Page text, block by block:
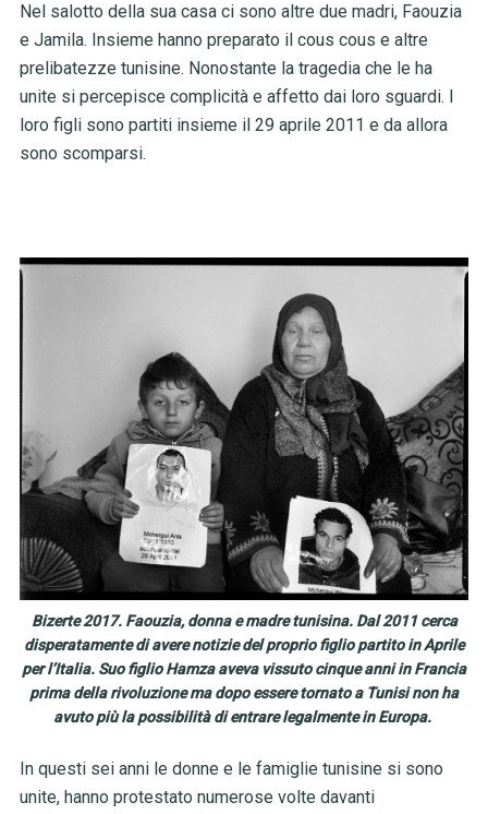
Nel salotto della sua casa ci sono altre due madri, Faouzia
e Jamila. Insieme hanno preparato il cous cous e altre
prelibatezze tunisine. Nonostante la tragedia che le ha
unite si percepisce complicità e affetto dai loro sguardi. I
loro figli sono partiti insieme il 29 aprile 2011 e da allora
sono scomparsi.
Bizerte 2017. Faouzia, donna e madre tunisina. Dal 2011 cerca
disperatamente di avere notizie del proprio figlio partito in Aprile
per l’Italia. Suo figlio Hamza aveva vissuto cinque anni in Francia
prima della rivoluzione ma dopo essere tornato a Tunisi non ha
avuto più la possibilità di entrare legalmente in Europa.
In questi sei anni le donne e le famiglie tunisine si sono
unite, hanno protestato numerose volte davanti